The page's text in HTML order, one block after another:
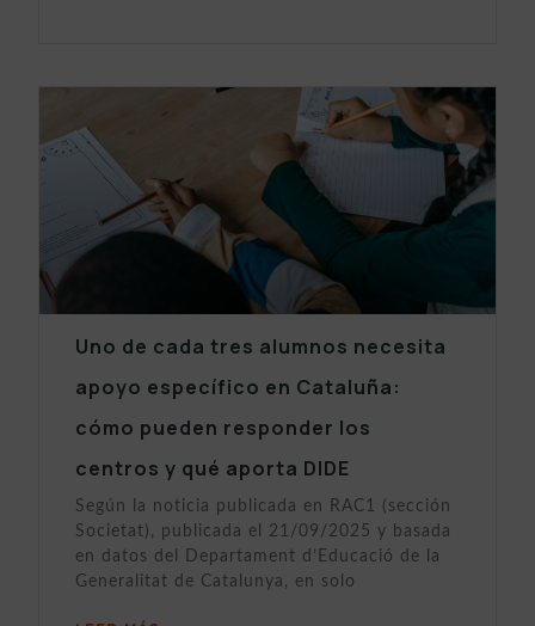
Uno de cada tres alumnos necesita
apoyo específico en Cataluña:
cómo pueden responder los
centros y qué aporta DIDE
Según la noticia publicada en RAC1 (sección
Societat), publicada el 21/09/2025 y basada
en datos del Departament d’Educació de la
Generalitat de Catalunya, en solo